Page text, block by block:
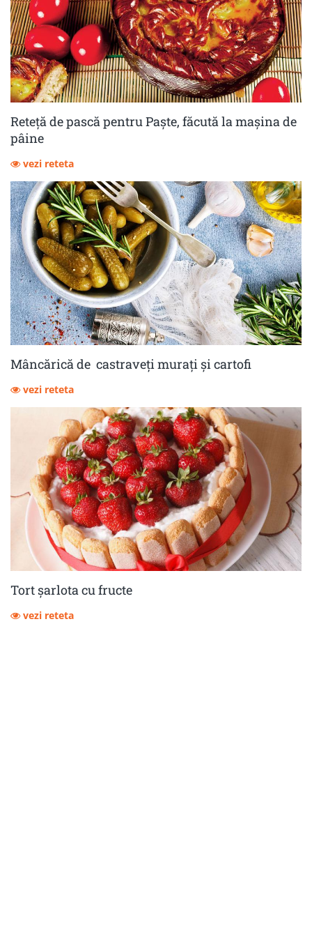
Reteță de pască pentru Paște, făcută la mașina de
pâine
vezi reteta
Mâncărică de castraveţi muraţi şi cartofi
vezi reteta
Tort șarlota cu fructe
vezi reteta